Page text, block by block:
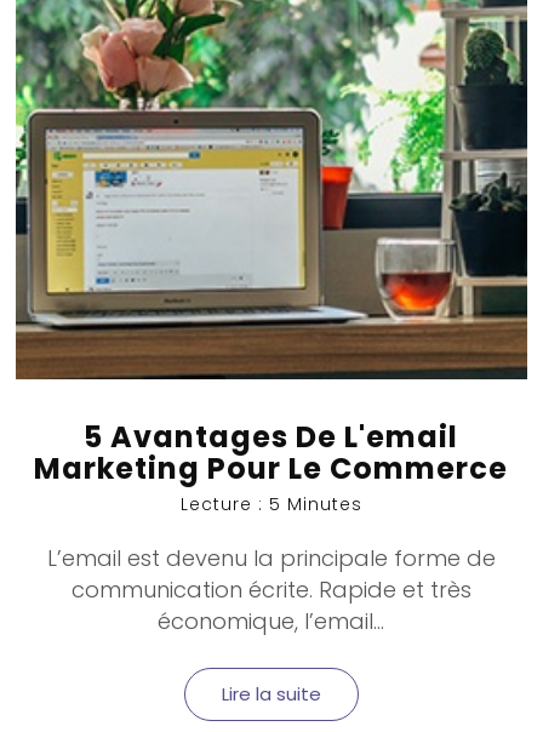
5 Avantages De L'email
Marketing Pour Le Commerce
Lecture : 5 Minutes
L’email est devenu la principale forme de
communication écrite. Rapide et très
économique, l’email...
Lire la suite